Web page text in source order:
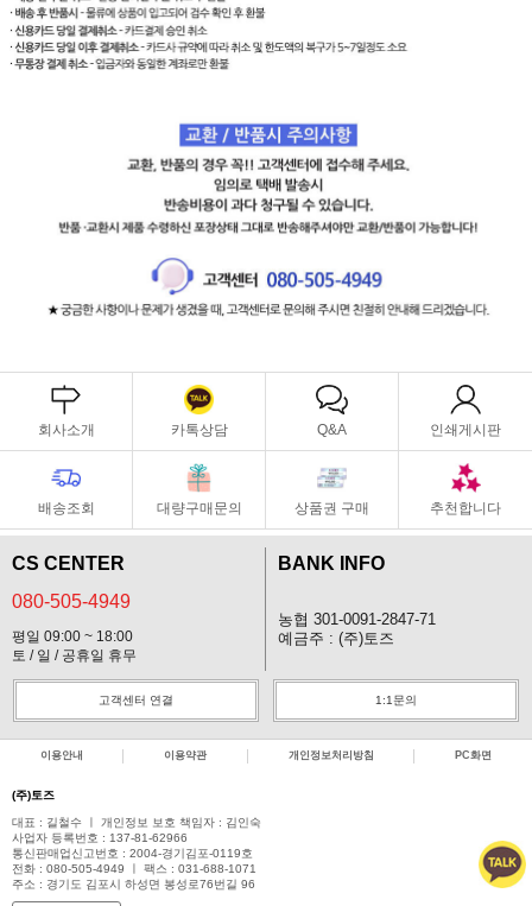
회사소개 카톡상담 Q&A 인쇄게시판
배송조회 대량구매문의 상품권 구매 추천합니다
CS CENTER
080-505-4949
평일 09:00 ~ 18:00
토 / 일 / 공휴일 휴무
BANK INFO
농협 301-0091-2847-71
예금주 : (주)토즈
고객센터 연결 1:1문의
이용안내 이용약관 개인정보처리방침 PC화면
(주)토즈
대표 : 길철수 ㅣ 개인정보 보호 책임자 : 김인숙
사업자 등록번호 : 137-81-62966
통신판매업신고번호 : 2004-경기김포-0119호
전화 : 080-505-4949 ㅣ 팩스 : 031-688-1071
주소 : 경기도 김포시 하성면 봉성로76번길 96